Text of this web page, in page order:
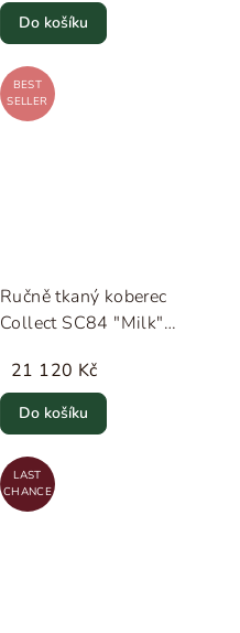
Do košíku
BEST
SELLER
Ručně tkaný koberec
Collect SC84 "Milk"
21 120 Kč
Do košíku
LAST
CHANCE